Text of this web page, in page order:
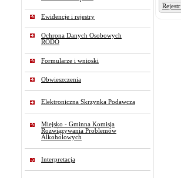
Ewidencje i rejestry
Ochrona Danych Osobowych
RODO
Formularze i wnioski
Obwieszczenia
Elektroniczna Skrzynka Podawcza
Miejsko - Gminna Komisja
Rozwiązywania Problemów
Alkoholowych
Interpretacja